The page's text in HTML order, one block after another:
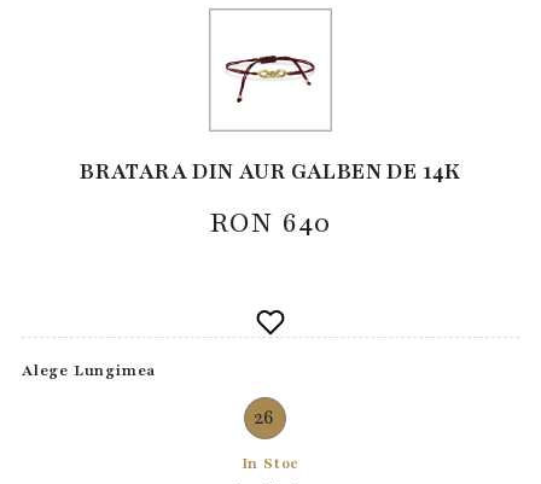
BRATARA DIN AUR GALBEN DE 14K
RON 640
Alege Lungimea
26
In Stoc